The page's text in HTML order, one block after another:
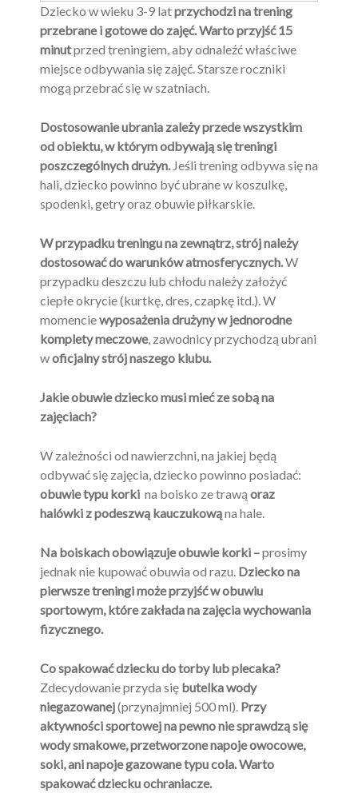
Dziecko w wieku 3-9 latprzychodzi na trening
przebrane i gotowe do zajęć. Warto przyjść 15
minutprzed treningiem, aby odnaleźć właściwe
miejsce odbywania się zajęć. Starsze roczniki
mogą przebrać się w szatniach.
Dostosowanie ubrania zależy przede wszystkim
od obiektu, w którym odbywają się treningi
poszczególnych drużyn. Jeśli trening odbywa się na
hali, dziecko powinno być ubrane w koszulkę,
spodenki, getry oraz obuwie piłkarskie.
W przypadku treningu na zewnątrz, strój należy
dostosować do warunków atmosferycznych.W
przypadku deszczu lub chłodu należy założyć
ciepłe okrycie (kurtkę, dres, czapkę itd.). W
momenciewyposażenia drużyny w jednorodne
komplety meczowe, zawodnicy przychodzą ubrani
woficjalny strój naszego klubu.
Jakie obuwie dziecko musi mieć ze sobą na
zajęciach?
W zależności od nawierzchni, na jakiej będą
odbywać się zajęcia, dziecko powinno posiadać:
obuwie typu korki na boisko ze trawą oraz
halówki z podeszwą kauczukowąna hale.
Na boiskach obowiązuje obuwie korki –prosimy
jednak nie kupować obuwia od razu. Dziecko na
pierwsze treningi może przyjść w obuwiu
sportowym, które zakłada na zajęcia wychowania
fizycznego.
Co spakować dziecku do torby lub plecaka?
Zdecydowanie przyda się butelka wody
niegazowanej(przynajmniej 500 ml). Przy
aktywności sportowej na pewno nie sprawdzą się
wody smakowe, przetworzone napoje owocowe,
soki, ani napoje gazowane typu cola.Warto
spakować dziecku ochraniacze.